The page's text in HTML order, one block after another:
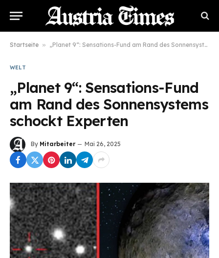
Startseite » „Planet 9“: Sensations-Fund am Rand des Sonnensystems schockt Experten
WELT
„Planet 9“: Sensations-Fund
am Rand des Sonnensystems
schockt Experten
By Mitarbeiter Mai 26, 2025